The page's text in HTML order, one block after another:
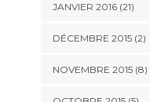
JANVIER 2016 (21)
DÉCEMBRE 2015 (2)
NOVEMBRE 2015 (8)